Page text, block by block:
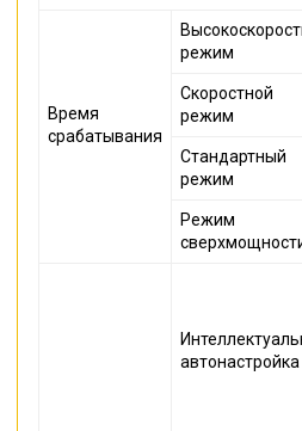
Время
срабатывания
режим
Скоростной
режим
Стандартный
режим
Режим
автонастройка